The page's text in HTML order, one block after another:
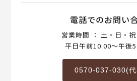
電話でのお問い
営業時間 ： 土・日・祝
平日午前10:00～午後
0570-037-030(代